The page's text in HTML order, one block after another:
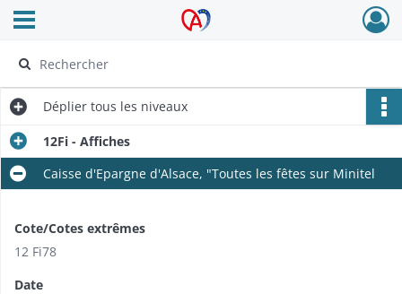
Archives Alsace - Colmar
Ouvrir le menu déroulant
Déplier tous les niveaux
12Fi - Affiches
Caisse d'Epargne d'Alsace, "Toutes les fêtes sur Minitel
Cote/Cotes extrêmes
12 Fi78
Date